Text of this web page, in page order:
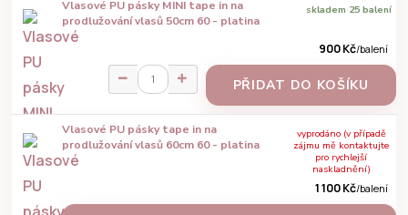
Vlasové PU pásky MINI tape in na
prodlužování vlasů 50cm 60 - platina
900 Kč/balení
skladem 25 balení
PŘIDAT DO KOŠÍKU
Vlasové PU pásky tape in na
prodlužování vlasů 60cm 60 - platina
1 100 Kč/balení
vyprodáno (v případě
zájmu mě kontaktujte
pro rychlejší
naskladnění)